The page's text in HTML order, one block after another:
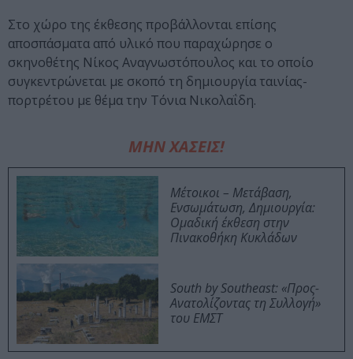
Στο χώρο της έκθεσης προβάλλονται επίσης
αποσπάσματα από υλικό που παραχώρησε ο
σκηνοθέτης Νίκος Αναγνωστόπουλος και το οποίο
συγκεντρώνεται με σκοπό τη δημιουργία ταινίας-
πορτρέτου με θέμα την Τόνια Νικολαΐδη.
ΜΗΝ ΧΑΣΕΙΣ!
Μέτοικοι – Μετάβαση,
Ενσωμάτωση, Δημιουργία:
Ομαδική έκθεση στην
Πινακοθήκη Κυκλάδων
South by Southeast: «Προς-
Ανατολίζοντας τη Συλλογή»
του ΕΜΣΤ